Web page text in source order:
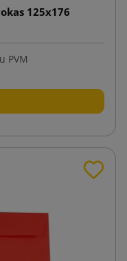
125x176
PVM